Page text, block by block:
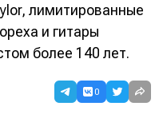
лимитированные
и гитары
более 140 лет.
0